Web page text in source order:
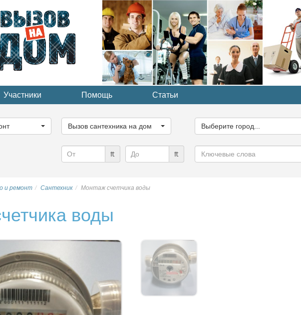
Участники Помощь Статьи
категорию...
Вызов сантехника на дом
город...
Выберите город...
₶ ₶
Ключевые
слова
и ремонт Сантехник Монтаж счетчика воды
воды